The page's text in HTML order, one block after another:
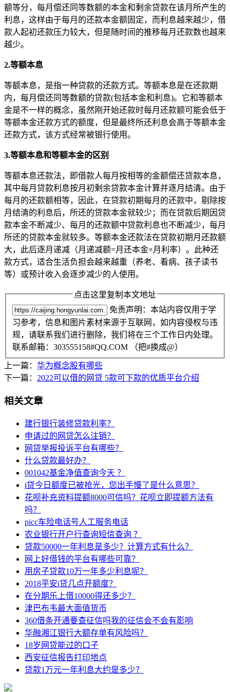
额等分，每月偿还同等数额的本金和剩余贷款在该月所产生的
利息，这样由于每月的还款本金额固定，而利息越来越少，借
款人起初还款压力较大，但是随时间的推移每月还款数也越来
越少。
2.等额本息
等额本息，是指一种贷款的还款方式。等额本息是在还款期
内，每月偿还同等数额的贷款(包括本金和利息)。它和等额本
金是不一样的概念，虽然刚开始还款时每月还款额可能会低于
等额本金还款方式的额度，但是最终所还利息会高于等额本金
还款方式，该方式经常被银行使用。
3.等额本息和等额本金的区别
等额本息还款法，即借款人每月按相等的金额偿还贷款本息，
其中每月贷款利息按月初剩余贷款本金计算并逐月结清。由于
每月的还款额相等，因此，在贷款初期每月的还款中，剔除按
月结清的利息后，所还的贷款本金就较少；而在贷款后期因贷
款本金不断减少、每月的还款额中贷款利息也不断减少，每月
所还的贷款本金就较多。等额本金还款法在贷款初期月还款额
大，此后逐月递减（月递减额=月还本金×月利率）。此种还
款方式，适合生活负担会越来越重（养老、看病、孩子读书
等）或预计收入会逐步减少的人使用。
点击这里复制本文地址
免责声明：本站内容仅用于学
习参考，信息和图片素材来源于互联网，如内容侵权与违
规，请联系我们进行删除，我们将在三个工作日内处理。
联系邮箱：303555158#QQ.COM （把#换成@）
上一篇： 华为概念股有哪些
下一篇： 2022可以借的网贷 5款可下款的优质平台介绍
相关文章
建行银行装修贷款利率？
申请过的网贷怎么注销？
网贷举报投诉平台有哪些？
什么贷款最好办？
001042基金净值查询今天 ？
i贷今日额度已被抢光，您出手慢了是什么意思？
花呗补充资料提额8000可信吗？花呗立即提额方法有
吗？
picc车险电话号人工服务电话
农业银行开户行查询短信查询 ？
贷款50000一年利息是多少？计算方式有什么？
网上好借钱的平台有哪些可靠？
用房子贷款10万一年多少利息呢？
2018平安i贷几点开额度？
在分期乐上借10000得还多少？
津巴布韦最大面值货币
360借条开通要查征信吗我的征信会不会有影响
华融湘江银行大额存单有风险吗？
18岁网贷能过的口子
西安征信报告打印地点
贷款1万元一年利息大约是多少？